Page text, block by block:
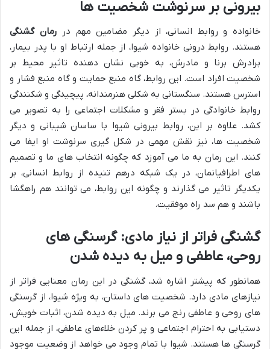
بیرونی بر سرنوشت شخصیت ها
خانواده و روابط انسانی، از دیگر مضامین مهم در رمان گشنگی
هستند. روابط درونی خانواده شیوا، از جمله ارتباط او با پدر بیمار،
برادرش برنا و مادرش، به خوبی نشان دهنده تاثیر محیط بر
شخصیت افراد است. این روابط، گاه منبع حمایت و گاه منبع فشار و
استرس هستند. سنگستانی به شکلی هنرمندانه، پیچیدگی و شکنندگی
روابط خانوادگی در بستر فقر و مشکلات اجتماعی را به تصویر می
کشد. علاوه بر این، روابط بیرونی شیوا با ساسان شیبانی و دیگر
شخصیت ها، نیز نقش مهمی در شکل گیری سرنوشت او ایفا می
کنند. این رمان به ما می آموزد که چگونه انتخاب های ما و تصمیم
های اطرافیانمان، در یک شبکه درهم تنیده از روابط انسانی، بر
یکدیگر تاثیر می گذارند و چگونه این روابط، می توانند هم راهگشا
باشند و هم سد راه موفقیت.
گشنگی فراتر از نیاز مادی: گرسنگی های
روحی، عاطفی و میل به دیده شدن
همانطور که پیشتر اشاره شد، گشنگی در این رمان معنایی فراتر از
نیازهای مادی دارد. شخصیت های داستان، به ویژه شیوا، از گرسنگی
های روحی و عاطفی رنج می برند. میل به دیده شدن، اثبات خویش،
دستیابی به احترام اجتماعی و پر کردن خلاءهای عاطفی، از جمله این
گرسنگی ها هستند. شیوا با تمام وجود می خواهد از وضعیت موجود